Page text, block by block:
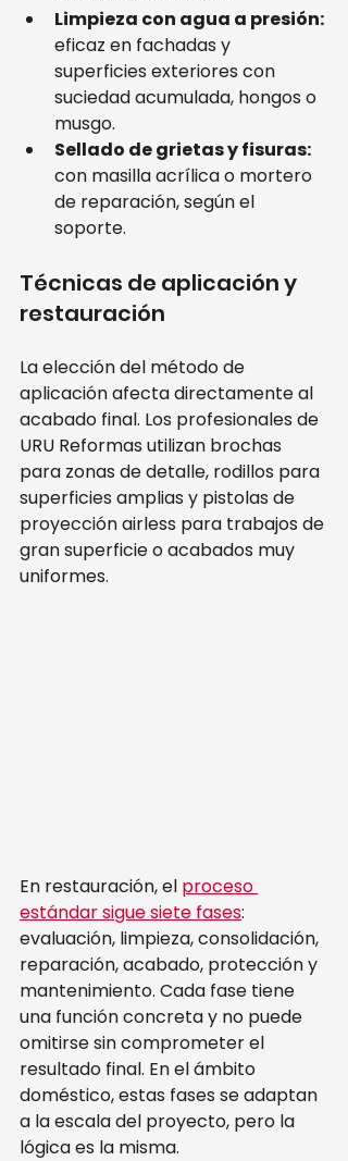
Limpieza con agua a presión:
eficaz en fachadas y
superficies exteriores con
suciedad acumulada, hongos o
musgo.
Sellado de grietas y fisuras:
con masilla acrílica o mortero
de reparación, según el
soporte.
Técnicas de aplicación y
restauración
La elección del método de
aplicación afecta directamente al
acabado final. Los profesionales de
URU Reformas utilizan brochas
para zonas de detalle, rodillos para
superficies amplias y pistolas de
proyección airless para trabajos de
gran superficie o acabados muy
uniformes.
En restauración, el proceso
estándar sigue siete fases:
evaluación, limpieza, consolidación,
reparación, acabado, protección y
mantenimiento. Cada fase tiene
una función concreta y no puede
omitirse sin comprometer el
resultado final. En el ámbito
doméstico, estas fases se adaptan
a la escala del proyecto, pero la
lógica es la misma.